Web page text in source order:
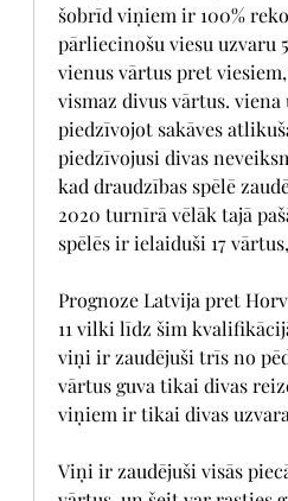
šobrīd viņiem ir 100%
pārliecinošu viesu uzvaru
vienus vārtus pret
vismaz divus vārtus. viena
piedzīvojot sakāves
piedzīvojusi divas
kad draudzības spēlē
2020 turnīrā vēlāk tajā
spēlēs ir ielaiduši 17
Prognoze Latvija pret
11 vilki līdz šim
viņi ir zaudējuši trīs no
vārtus guva tikai divas
viņiem ir tikai divas
Viņi ir zaudējuši visās